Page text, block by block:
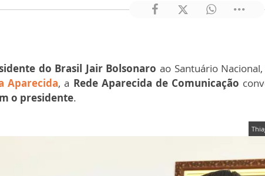
do Brasil Jair Bolsonaroao Santuário
Aparecida, a Rede Aparecida de Comunicação
o presidente.